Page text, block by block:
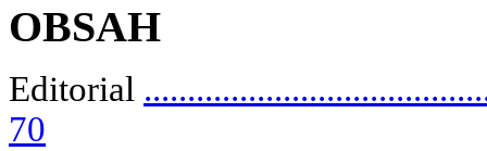
OBSAH
Editorial
70